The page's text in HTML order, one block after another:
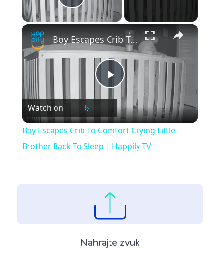
Play Video
×
Play
Video
Boy Escapes Crib To Comfort Crying Little Brother Back To Sleep | Happily TV
Watch on
Boy Escapes Crib To Comfort Crying Little
Brother Back To Sleep | Happily TV
Nahrajte zvuk